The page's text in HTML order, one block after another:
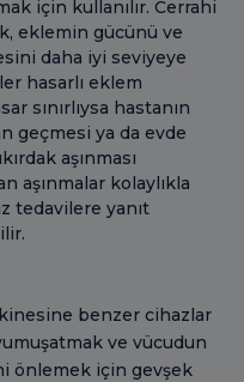
için kullanılır. Cerrahi
eklemin gücünü ve
daha iyi seviyeye
hasarlı eklem
sınırlıysa hastanın
geçmesi ya da evde
aşınması
aşınmalar kolaylıkla
tedavilere yanıt
benzer cihazlar
ve vücudun
önlemek için gevşek